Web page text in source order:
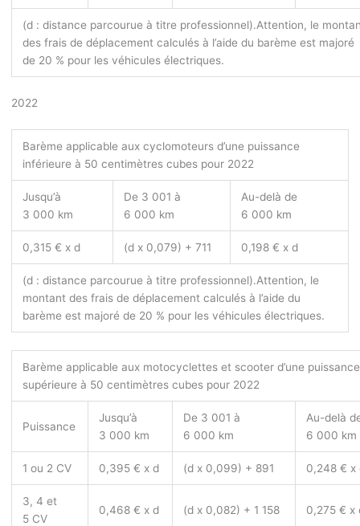
(d : distance parcourue à titre professionnel).Attention, le
des frais de déplacement calculés à l’aide du barème est majoré
de 20 % pour les véhicules électriques.
2022
Barème applicable aux cyclomoteurs d’une puissance
inférieure à 50 centimètres cubes pour 2022
Jusqu’à
3 000 km
De 3 001 à
6 000 km
Au-delà de
6 000 km
0,315 € x d (d x 0,079) + 711 0,198 € x d
(d : distance parcourue à titre professionnel).Attention, le
montant des frais de déplacement calculés à l’aide du
barème est majoré de 20 % pour les véhicules électriques.
Barème applicable aux motocyclettes et scooter d’une puissance
supérieure à 50 centimètres cubes pour 2022
Puissance
Jusqu’à
3 000 km
De 3 001 à
6 000 km
Au-delà
6 000 km
1 ou 2 CV 0,395 € x d (d x 0,099) + 891 0,248 € x
3, 4 et
5 CV
0,468 € x d (d x 0,082) + 1 158 0,275 € x